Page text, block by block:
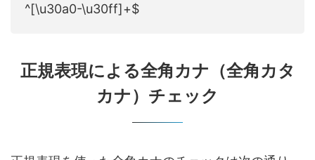
^[\u30a0-\u30ff]+$
正規表現による全角カナ（全角カタ
カナ）チェック